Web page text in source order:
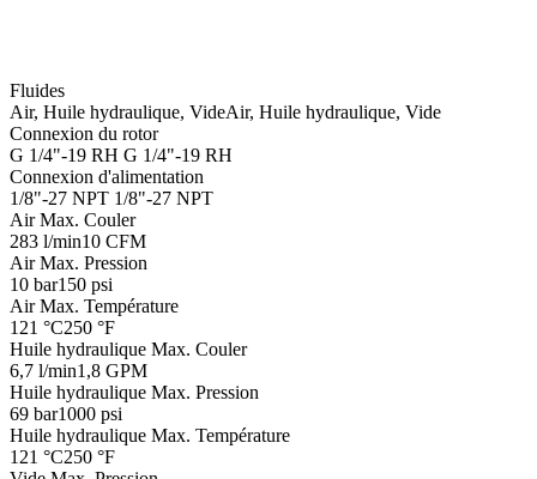
Fluides
Air, Huile hydraulique, VideAir, Huile hydraulique, Vide
Connexion du rotor
G 1/4"-19 RH G 1/4"-19 RH
Connexion d'alimentation
1/8"-27 NPT 1/8"-27 NPT
Air Max. Couler
283 l/min10 CFM
Air Max. Pression
10 bar150 psi
Air Max. Température
121 °C250 °F
Huile hydraulique Max. Couler
6,7 l/min1,8 GPM
Huile hydraulique Max. Pression
69 bar1000 psi
Huile hydraulique Max. Température
121 °C250 °F